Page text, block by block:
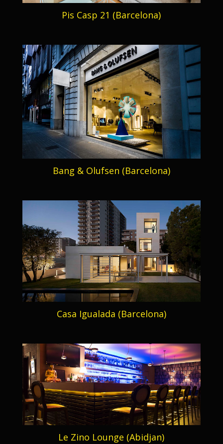
Pis Casp 21 (Barcelona)
Bang & Olufsen (Barcelona)
Casa Igualada (Barcelona)
Le Zino Lounge (Abidjan)